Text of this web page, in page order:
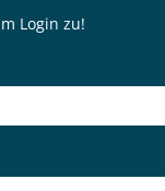
Login zu!